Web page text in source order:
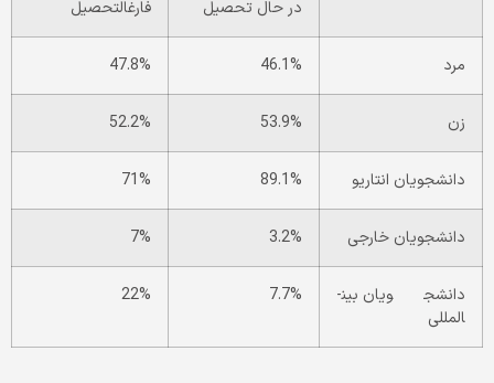
در حال تحصیل فارغ­التحصیل
مرد 46.1%
47.8%
زن 53.9%
52.2%
دانشجویان انتاریو 89.1%
71%
دانشجویان خارجی 3.2%
7%
دانشجویان بین­
المللی
7.7%
22%